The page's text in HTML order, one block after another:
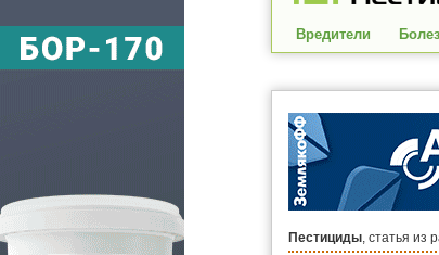
Вредители
Пестициды, статья из